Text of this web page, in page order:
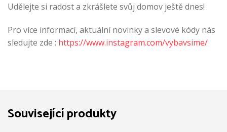
Udělejte si radost a zkrášlete svůj domov ještě dnes!
Pro více informací, aktuální novinky a slevové kódy nás
sledujte zde : https://www.instagram.com/vybavsime/
Související produkty